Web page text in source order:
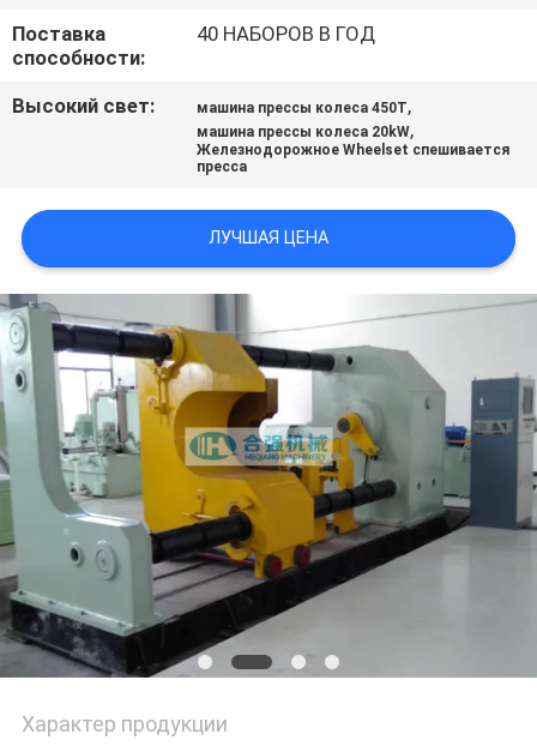
КАРТА
POLICY
Поставка
способности:
40 НАБОРОВ В ГОД
Высокий свет: машина прессы колеса 450T,
машина прессы колеса 20kW,
Железнодорожное Wheelset спешивается
пресса
ЛУЧШАЯ ЦЕНА
Характер продукции